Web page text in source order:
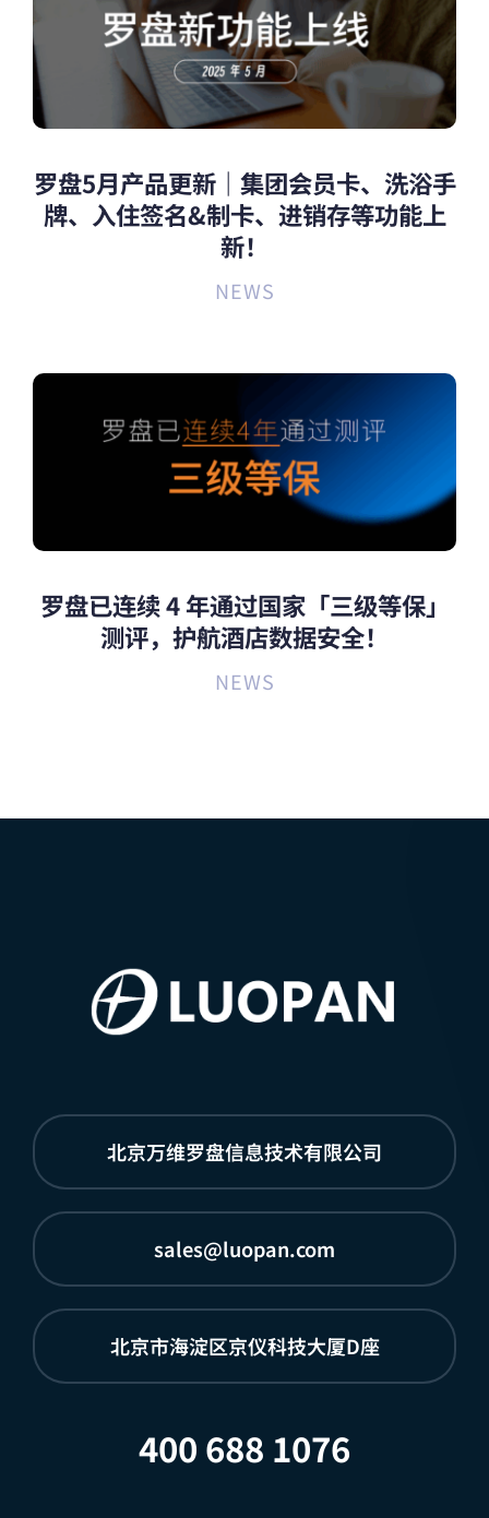
罗盘5月产品更新｜集团会员卡、洗浴手
牌、入住签名&制卡、进销存等功能上
新！
NEWS
罗盘已连续 4 年通过国家「三级等保」
测评，护航酒店数据安全！
NEWS
北京万维罗盘信息技术有限公司
sales@luopan.com
北京市海淀区京仪科技大厦D座
400 688 1076